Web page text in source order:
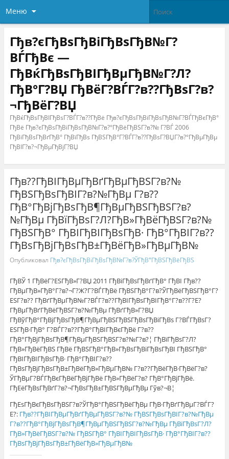
Меню
Гђв?єГђВѕГђВіГђВѕГђВ№Г?
ВЃГђВє —
ГђВќГђВѕГђВІГђВµГђВ№Г?Л?
ГђВ°Г?ВЏ ГђВёГ?ВЃГ?в??ГђВѕГ?в?
¬ГђВёГ?ВЏ
ГђВќГђВѕГђВІГђВѕГ?ВЃГ?в??ГђВё Гђв?єГђВѕГђВіГђВѕГђВ№Г?ВЃГђВєГђВ°
ГђВё Гђв?єГђВѕГђВіГђВѕГђВ№Г?в?°ГђВёГђВЅГ?в?№ Г?ВЃ 2006
ГђВіГђВѕГђВґГђВ° ГђВїГђВѕ ГђВЅГђВ°Г?ВЃГ?в??ГђВѕГ?ВЏГ?в?°ГђВµГђВµ
ГђВІГ?в?¬ГђВµГђВјГ?ВЏ
Гђв??ГђВІГђВµГђВґГђВµГђВЅГ?в?№
ГђВЅГђВѕГђВІГ?в?№ГђВµ Г?в??
ГђВ°ГђВјГђВѕГђВ¶ГђВµГђВЅГђВЅГ?в?
№ГђВµ ГђВїГђВѕГ?Л?ГђВ»ГђВёГђВЅГ?в?№
ГђВЅГђВ° ГђВІГђВІГђВѕГђВ· ГђВ°ГђВІГ?в??
ГђВѕГђВјГђВѕГђВ±ГђВёГђВ»ГђВµГђВ№
Опубликовал Гђв?єГђВѕГђВіГђВѕГђВ№Г?в?ЎГђВ°ГђВЅГђВёГђВЅ
ГђВЎ 1 ГђВёГ?ЕЅГђВ»Г?ВЏ 2011 ГђВіГђВѕГђВґГђВ° ГђВІ Гђв??
ГђВµГђВ»ГђВ°Г?в?¬Г?Ж?Г?ВЃГђВё ГђВЅГђВ°Г?в?ЎГђВёГђВЅГђВ°Г?
ЕЅГ?в?? ГђВґГђВµГђВ№Г?ВЃГ?в??ГђВІГђВѕГђВІГђВ°Г?в??Г?Е?
ГђВµГђВґГђВёГђВЅГ?в?№ГђВµ ГђВґГђВ»Г?ВЏ
ГђВўГђВ°ГђВјГђВѕГђВ¶ГђВµГђВЅГђВЅГђВѕГђВіГђВѕ Г?ВЃГђВѕГ?
ЕЅГђВ·ГђВ° Г?ВЃГ?в??ГђВ°ГђВІГђВєГђВё Г?в??
ГђВ°ГђВјГђВѕГђВ¶ГђВµГђВЅГђВЅГ?в?№Г?в?¦ ГђВїГђВѕГ?Л?
ГђВ»ГђВёГђВЅ ГђВё ГђВЅГђВ°ГђВ»ГђВѕГђВіГђВѕГђВІ ГђВЅГђВ°
ГђВІГђВІГђВѕГђВ· ГђВ°ГђВІГ?в??
ГђВѕГђВјГђВѕГђВ±ГђВёГђВ»ГђВµГђВ№ Г?в??ГђВёГђВ·ГђВёГ?в?
ЎГђВµГ?ВЃГђВєГђВёГђВјГђВё ГђВ»ГђВёГ?в? ГђВ°ГђВјГђВё.
ГђЕёГђВѕГђВґГ?в?¬ГђВѕГђВ±ГђВЅГђВµГђВµ Гўв?¬В¦
ГђЕѕГђВєГђВѕГђВЅГ?в?ЎГђВ°ГђВЅГђВёГђВµ ГђВ·ГђВґГђВµГ?ВЃГ?
Е?: Гђв??ГђВІГђВµГђВґГђВµГђВЅГ?в?№ ГђВЅГђВѕГђВІГ?в?№ГђВµ
Г?в??ГђВ°ГђВјГђВѕГђВ¶ГђВµГђВЅГђВЅГ?в?№ГђВµ ГђВїГђВѕГ?Л?
ГђВ»ГђВёГђВЅГ?в?№ ГђВЅГђВ° ГђВІГђВІГђВѕГђВ· ГђВ°ГђВІГ?в??
ГђВѕГђВјГђВѕГђВ±ГђВёГђВ»ГђВµГђВ№